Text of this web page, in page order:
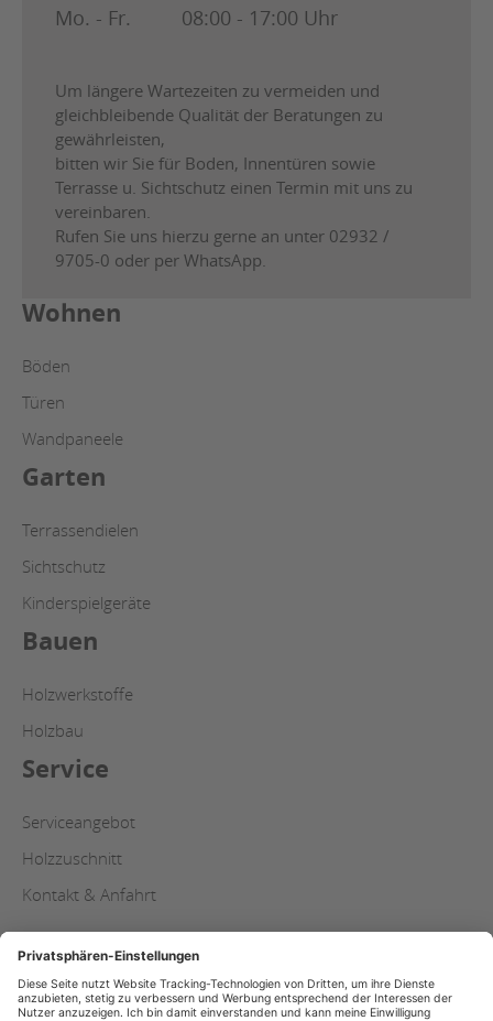
Mo. - Fr. 08:00 - 17:00 Uhr
Um längere Wartezeiten zu vermeiden und
gleichbleibende Qualität der Beratungen zu
gewährleisten,
bitten wir Sie für Boden, Innentüren sowie
Terrasse u. Sichtschutz einen Termin mit uns zu
vereinbaren.
Rufen Sie uns hierzu gerne an unter 02932 /
9705-0 oder per WhatsApp.
Wohnen
Böden
Türen
Wandpaneele
Garten
Terrassendielen
Sichtschutz
Kinderspielgeräte
Bauen
Holzwerkstoffe
Holzbau
Service
Serviceangebot
Holzzuschnitt
Kontakt & Anfahrt